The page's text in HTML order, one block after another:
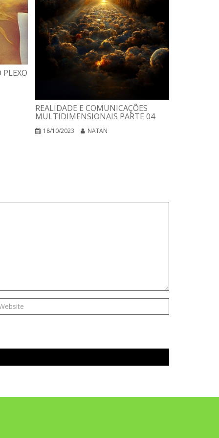
PLEXO
REALIDADE E COMUNICAÇÕES
MULTIDIMENSIONAIS PARTE 04
18/10/2023 NATAN